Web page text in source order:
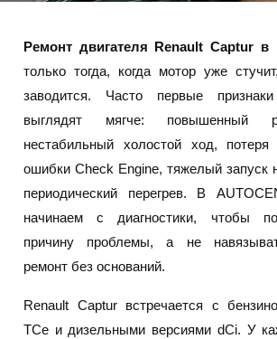
Ремонт двигателя Renault Captur в
только тогда, когда мотор уже
заводится. Часто первые признаки
выглядят мягче: повышенный
нестабильный холостой ход, потеря
ошибки Check Engine, тяжелый запуск
периодический перегрев. В
начинаем с диагностики, чтобы
причину проблемы, а не
ремонт без оснований.
Renault Captur встречается с
TCe и дизельными версиями dCi. У